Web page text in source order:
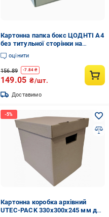
Картонна папка бокс ЦОДНТІ А4
без титульної сторінки на
зав'язках 122 мм (P/B-А-А4-
120-3)
оцінити
156.89 -7.84 ₴
149.05 ₴/шт.
Доставимо
Картонна коробка архівний
UTEC-PACK 330x300x245 мм до